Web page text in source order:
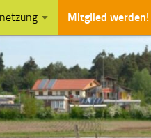
Mitglied werden!